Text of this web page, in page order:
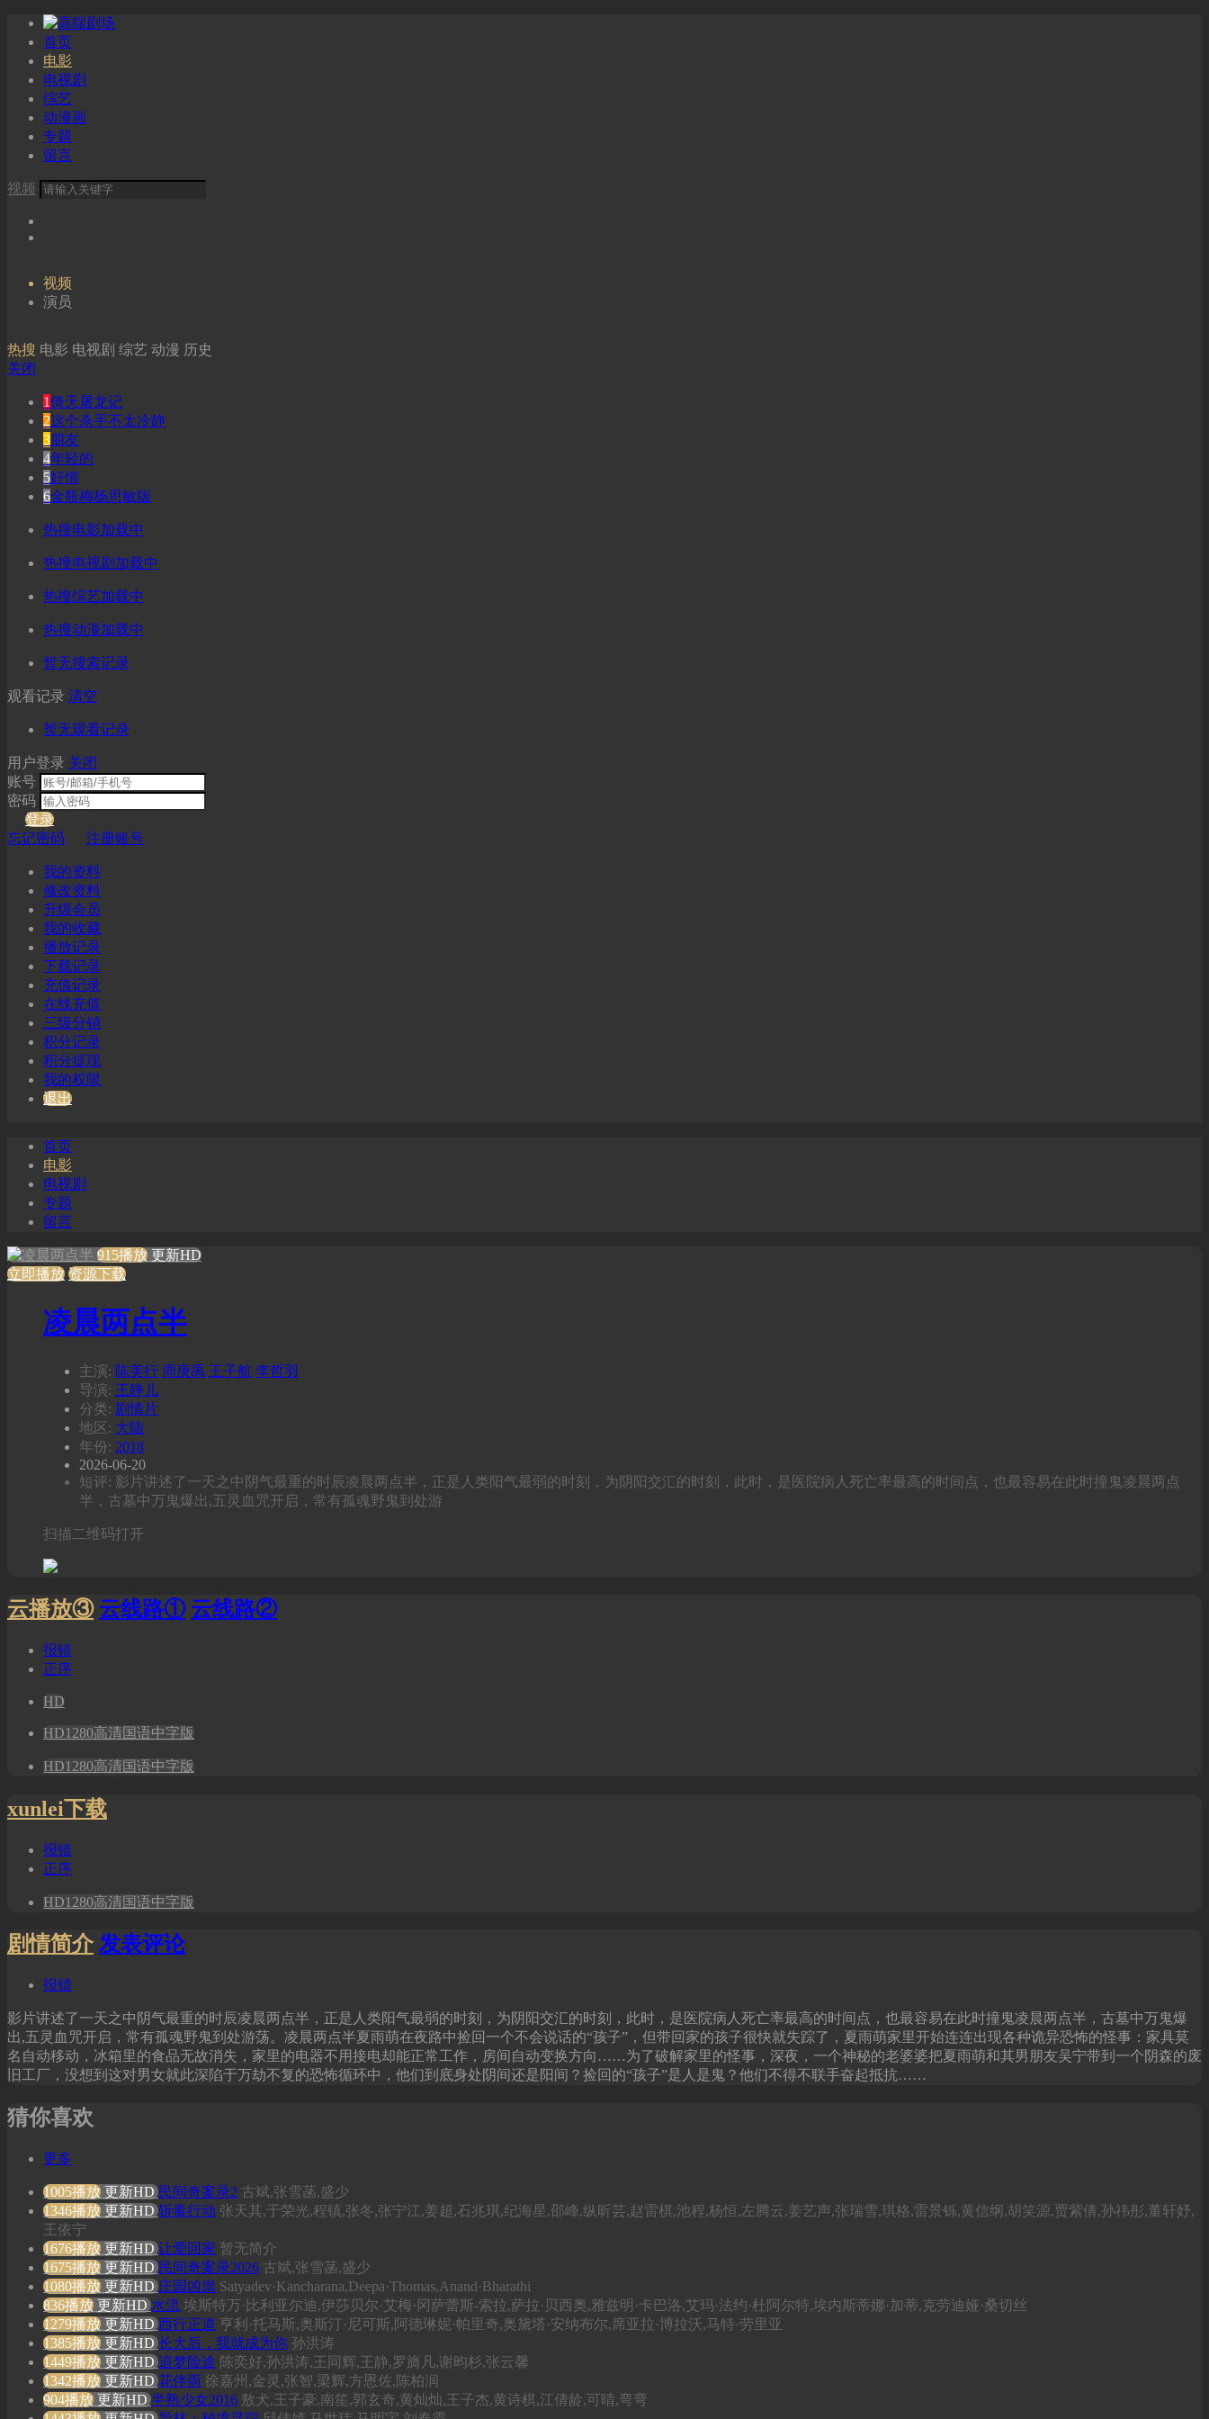
首页
电影
电视剧
综艺
动漫画
专题
留言
视频
视频
演员
热搜 电影 电视剧 综艺 动漫 历史
关闭
1倚天屠龙记
2这个杀手不太冷静
3朋友
4年轻的
5奸情
6金瓶梅杨思敏版
热搜电影加载中
热搜电视剧加载中
热搜综艺加载中
热搜动漫加载中
暂无搜索记录
观看记录 清空
暂无观看记录
用户登录 关闭
账号
密码
登录
忘记密码
注册账号
我的资料
修改资料
升级会员
我的收藏
播放记录
下载记录
充值记录
在线充值
三级分销
积分记录
积分提现
我的权限
退出
首页
电影
电视剧
专题
留言
915播放 更新HD
立即播放 资源下载
凌晨两点半
主演: 陈美行 周庚禹 王子航 李哲羽
导演: 王静儿
分类: 剧情片
地区: 大陆
年份: 2018
2026-06-20
短评: 影片讲述了一天之中阴气最重的时辰凌晨两点半，正是人类阳气最弱的时刻，为阴阳交汇的时刻，此时，是医院病人死亡率最高的时间点，也最容易在此时撞鬼凌晨两点
半，古墓中万鬼爆出,五灵血咒开启，常有孤魂野鬼到处游
扫描二维码打开
云播放③ 云线路① 云线路②
报错
正序
HD
HD1280高清国语中字版
HD1280高清国语中字版
xunlei下载
报错
正序
HD1280高清国语中字版
剧情简介 发表评论
报错
影片讲述了一天之中阴气最重的时辰凌晨两点半，正是人类阳气最弱的时刻，为阴阳交汇的时刻，此时，是医院病人死亡率最高的时间点，也最容易在此时撞鬼凌晨两点半，古墓中万鬼爆
出,五灵血咒开启，常有孤魂野鬼到处游荡。凌晨两点半夏雨萌在夜路中捡回一个不会说话的“孩子”，但带回家的孩子很快就失踪了，夏雨萌家里开始连连出现各种诡异恐怖的怪事：家具莫
名自动移动，冰箱里的食品无故消失，家里的电器不用接电却能正常工作，房间自动变换方向……为了破解家里的怪事，深夜，一个神秘的老婆婆把夏雨萌和其男朋友吴宁带到一个阴森的废
旧工厂，没想到这对男女就此深陷于万劫不复的恐怖循环中，他们到底身处阴间还是阳间？捡回的“孩子”是人是鬼？他们不得不联手奋起抵抗……
猜你喜欢
更多
1005播放 更新HD 民间奇案录2 古斌,张雪菡,盛少
1346播放 更新HD 斩毒行动 张天其,于荣光,程镇,张冬,张宁江,姜超,石兆琪,纪海星,邵峰,纵昕芸,赵雷棋,池程,杨恒,左腾云,姜艺声,张瑞雪,琪格,雷景铄,黄信纲,胡笑源,贾紫倩,孙祎彤,董轩妤,
王依宁
1676播放 更新HD 让爱回家 暂无简介
1675播放 更新HD 民间奇案录2026 古斌,张雪菡,盛少
1080播放 更新HD 庄园凶祟 Satyadev·Kancharana,Deepa·Thomas,Anand·Bharathi
836播放 更新HD 水流 埃斯特万·比利亚尔迪,伊莎贝尔·艾梅·冈萨蕾斯-索拉,萨拉·贝西奥,雅兹明·卡巴洛,艾玛·法约·杜阿尔特,埃内斯蒂娜·加蒂,克劳迪娅·桑切丝
1279播放 更新HD 西行正道 亨利·托马斯,奥斯汀·尼可斯,阿德琳妮·帕里奇,奥黛塔·安纳布尔,席亚拉·博拉沃,马特·劳里亚
1385播放 更新HD 长大后，我就成为你 孙洪涛
1449播放 更新HD 追梦险途 陈奕好,孙洪涛,王同辉,王静,罗旖凡,谢昀杉,张云馨
1342播放 更新HD 花伴雨 徐嘉州,金灵,张智,梁辉,方恩佐,陈柏润
904播放 更新HD 半熟少女2016 敖犬,王子豪,南笙,郭玄奇,黄灿灿,王子杰,黄诗棋,江倩龄,可晴,弯弯